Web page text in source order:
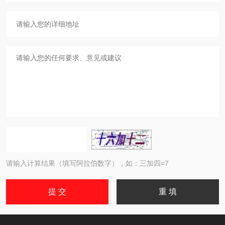
请输入计算结果（填写阿拉伯数字），如：三加四=7